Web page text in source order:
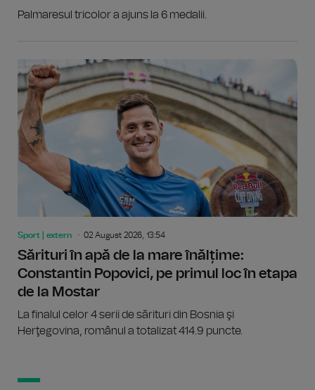
Palmaresul tricolor a ajuns la 6 medalii.
Sport | extern 02 August 2026, 13:54
Sărituri în apă de la mare înălțime:
Constantin Popovici, pe primul loc în etapa
de la Mostar
La finalul celor 4 serii de sărituri din Bosnia şi
Herţegovina, românul a totalizat 414.9 puncte.